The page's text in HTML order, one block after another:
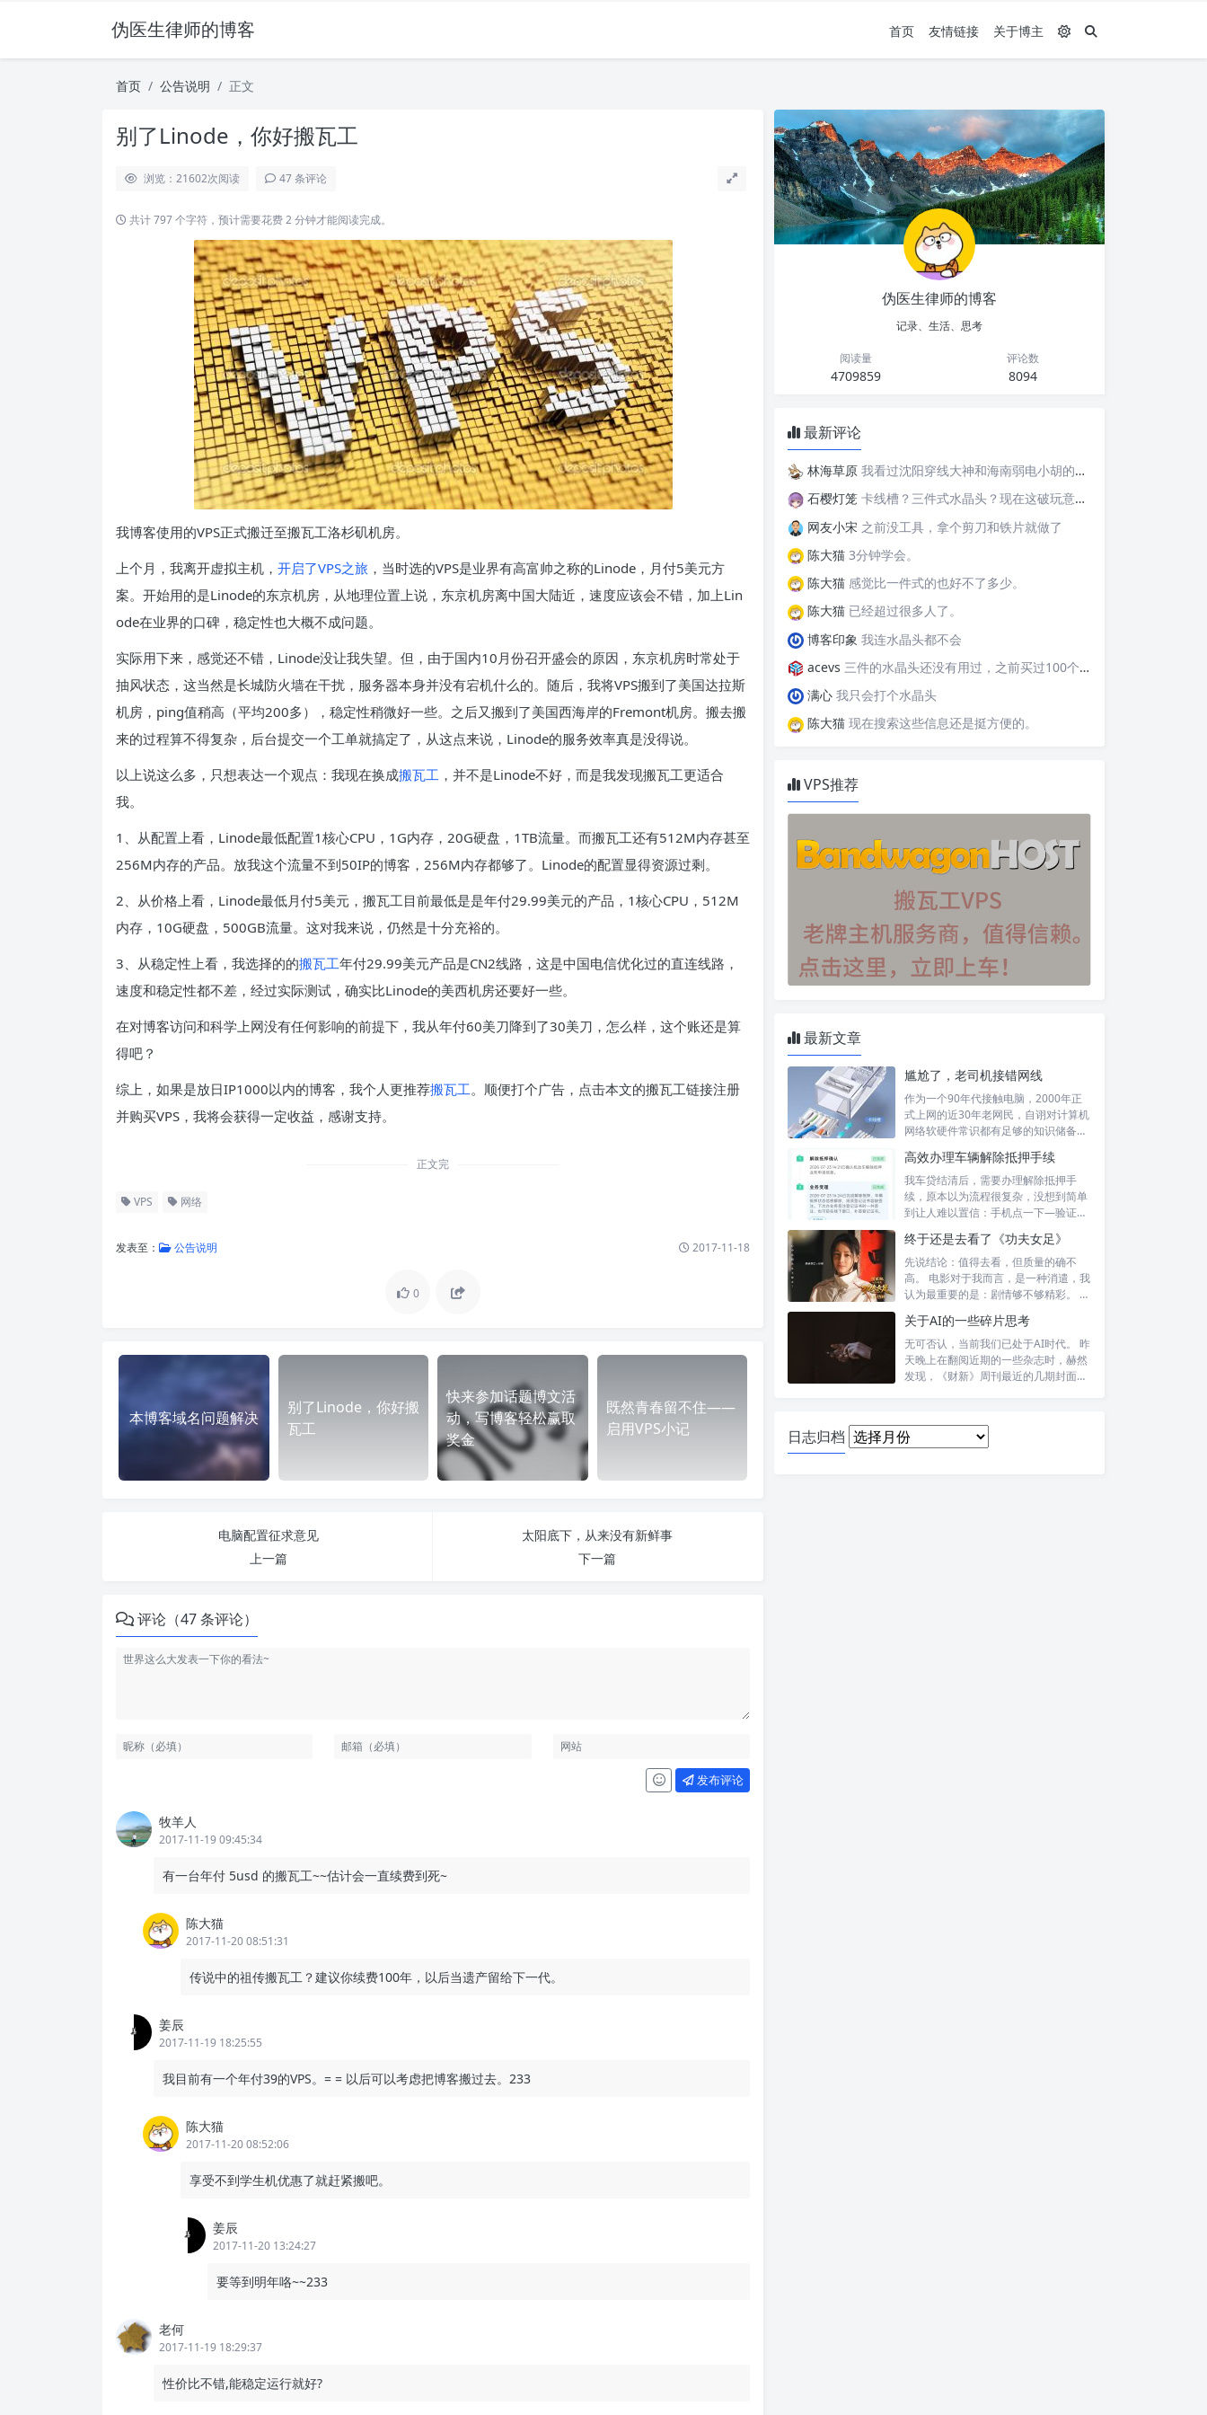
伪医生律师的博客 首页 友情链接 关于博主
首页 公告说明 正文
别了Linode，你好搬瓦工
浏览：21602次阅读 47 条评论
共计 797 个字符，预计需要花费 2 分钟才能阅读完成。
我博客使用的VPS正式搬迁至搬瓦工洛杉矶机房。
上个月，我离开虚拟主机， 开启了VPS之旅 ，当时选的VPS是业界有高富帅之称的Linode，月付5美元方
案。开始用的是Linode的东京机房，从地理位置上说，东京机房离中国大陆近，速度应该会不错，加上Lin
ode在业界的口碑，稳定性也大概不成问题。
实际用下来，感觉还不错，Linode没让我失望。但，由于国内10月份召开盛会的原因，东京机房时常处于
抽风状态，这当然是长城防火墙在干扰，服务器本身并没有宕机什么的。随后，我将VPS搬到了美国达拉斯
机房，ping值稍高（平均200多），稳定性稍微好一些。之后又搬到了美国西海岸的Fremont机房。搬去搬
来的过程算不得复杂，后台提交一个工单就搞定了，从这点来说，Linode的服务效率真是没得说。
以上说这么多，只想表达一个观点：我现在换成搬瓦工 ，并不是Linode不好，而是我发现搬瓦工更适合
我。
1、从配置上看，Linode最低配置1核心CPU，1G内存，20G硬盘，1TB流量。而搬瓦工还有512M内存甚至
256M内存的产品。放我这个流量不到50IP的博客，256M内存都够了。Linode的配置显得资源过剩。
2、从价格上看，Linode最低月付5美元，搬瓦工目前最低是是年付29.99美元的产品，1核心CPU，512M
内存，10G硬盘，500GB流量。这对我来说，仍然是十分充裕的。
3、从稳定性上看，我选择的的搬瓦工年付29.99美元产品是CN2线路，这是中国电信优化过的直连线路，
速度和稳定性都不差，经过实际测试，确实比Linode的美西机房还要好一些。
在对博客访问和科学上网没有任何影响的前提下，我从年付60美刀降到了30美刀，怎么样，这个账还是算
得吧？
综上，如果是放日IP1000以内的博客，我个人更推荐搬瓦工。顺便打个广告，点击本文的搬瓦工链接注册
并购买VPS，我将会获得一定收益，感谢支持。
正文完
VPS 网络
发表至： 公告说明 2017-11-18
0
本博客域名问题解决
别了Linode，你好搬
瓦工
快来参加话题博文活
动，写博客轻松赢取
奖金
既然青春留不住——
启用VPS小记
电脑配置征求意见
上一篇
太阳底下，从来没有新鲜事
下一篇
评论（47 条评论）
发布评论
牧羊人
2017-11-19 09:45:34
有一台年付 5usd 的搬瓦工~~估计会一直续费到死~
陈大猫
2017-11-20 08:51:31
传说中的祖传搬瓦工？建议你续费100年，以后当遗产留给下一代。
姜辰
2017-11-19 18:25:55
我目前有一个年付39的VPS。= = 以后可以考虑把博客搬过去。233
陈大猫
2017-11-20 08:52:06
享受不到学生机优惠了就赶紧搬吧。
姜辰
2017-11-20 13:24:27
要等到明年咯~~233
老何
2017-11-19 18:29:37
性价比不错,能稳定运行就好?
伪医生律师的博客
记录、生活、思考
阅读量
4709859
评论数
8094
最新评论
林海草原 我看过沈阳穿线大神和海南弱电小胡的视频，他们做这些的熟练程度，是不是也是建立在这些翻车之上的....
石樱灯笼 卡线槽？三件式水晶头？现在这破玩意变得这么复杂了？
网友小宋 之前没工具，拿个剪刀和铁片就做了
陈大猫 3分钟学会。
陈大猫 感觉比一件式的也好不了多少。
陈大猫 已经超过很多人了。
博客印象 我连水晶头都不会
acevs 三件的水晶头还没有用过，之前买过100个水晶头还没有 用完。
满心 我只会打个水晶头
陈大猫 现在搜索这些信息还是挺方便的。
VPS推荐
最新文章
尴尬了，老司机接错网线
作为一个90年代接触电脑，2000年正
式上网的近30年老网民，自诩对计算机
网络软硬件常识都有足够的知识储备，
高效办理车辆解除抵押手续
我车贷结清后，需要办理解除抵押手
续，原本以为流程很复杂，没想到简单
到让人难以置信：手机点一下—验证头
终于还是去看了《功夫女足》
先说结论：值得去看，但质量的确不
高。 电影对于我而言，是一种消遣，我
认为最重要的是：剧情够不够精彩。 比
关于AI的一些碎片思考
无可否认，当前我们已处于AI时代。 昨
天晚上在翻阅近期的一些杂志时，赫然
发现，《财新》周刊最近的几期封面报
日志归档 日